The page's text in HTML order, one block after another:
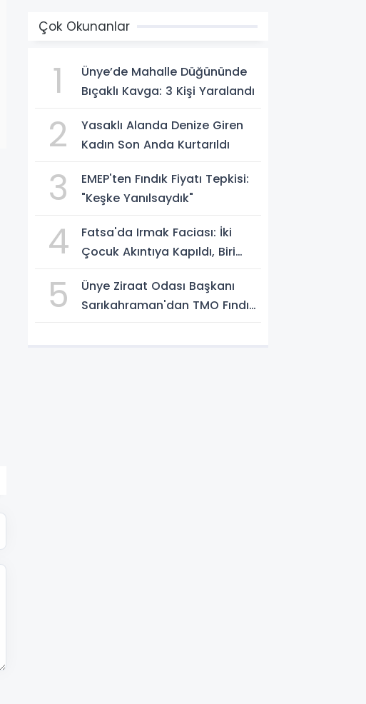
Çok Okunanlar
1
Ünye’de Mahalle Düğününde
Bıçaklı Kavga: 3 Kişi Yaralandı
2
Yasaklı Alanda Denize Giren
Kadın Son Anda Kurtarıldı
3
EMEP'ten Fındık Fiyatı Tepkisi:
"Keşke Yanılsaydık"
4
Fatsa'da Irmak Faciası: İki
Çocuk Akıntıya Kapıldı, Biri
5
Ünye Ziraat Odası Başkanı
Sarıkahraman'dan TMO Fındık